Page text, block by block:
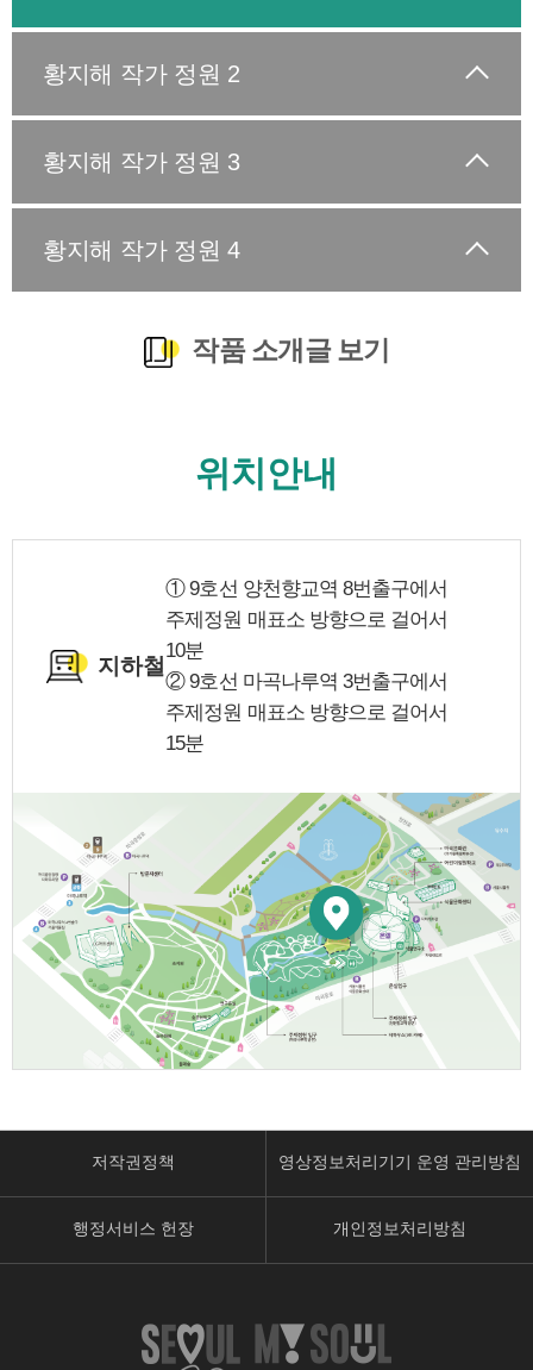
황지해 작가 정원 2
황지해 작가 정원 3
황지해 작가 정원 4
작품 소개글 보기
위치안내
지하철
① 9호선 양천향교역 8번출구에서
주제정원 매표소 방향으로 걸어서
10분
② 9호선 마곡나루역 3번출구에서
주제정원 매표소 방향으로 걸어서
15분
저작권정책 영상정보처리기기 운영 관리방침
행정서비스 헌장 개인정보처리방침
이
스
튜
브
스
타